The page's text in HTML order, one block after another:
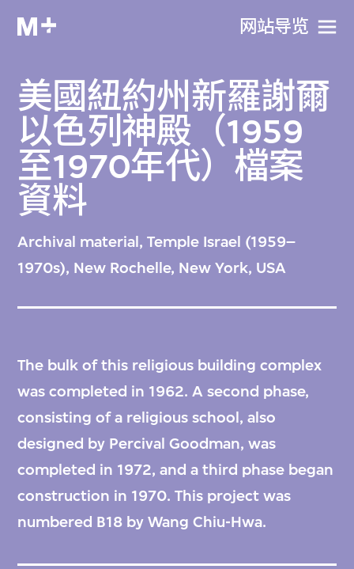
网站导览
美國紐約州新羅謝爾
以色列神殿（1959
至1970年代）檔案
資料
Archival material, Temple Israel (1959–
1970s), New Rochelle, New York, USA
The bulk of this religious building complex
was completed in 1962. A second phase,
consisting of a religious school, also
designed by Percival Goodman, was
completed in 1972, and a third phase began
construction in 1970. This project was
numbered B18 by Wang Chiu-Hwa.